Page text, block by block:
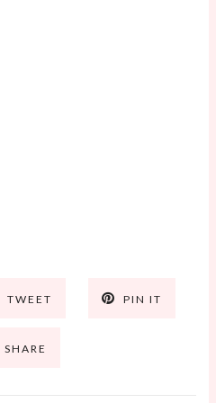
TWEET PIN IT
SHARE